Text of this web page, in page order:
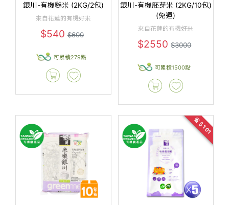
銀川-有機糙米 (2KG/2包)
來自花蓮的有機好米
$540$600
可累積279點
銀川-有機胚芽米 (2KG/10包)
(免運)
來自花蓮的有機好米
$2550$3000
可累積1500點
省＄101